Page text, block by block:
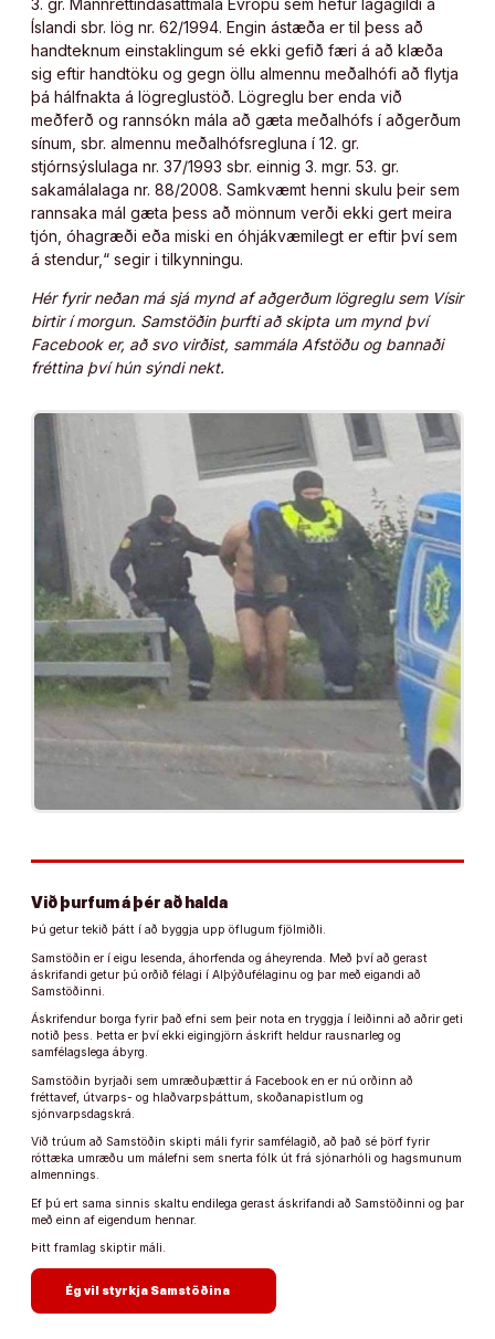
3. gr. Mannréttindasáttmála Evrópu sem hefur lagagildi á
Íslandi sbr. lög nr. 62/1994. Engin ástæða er til þess að
handteknum einstaklingum sé ekki gefið færi á að klæða
sig eftir handtöku og gegn öllu almennu meðalhófi að flytja
þá hálfnakta á lögreglustöð. Lögreglu ber enda við
meðferð og rannsókn mála að gæta meðalhófs í aðgerðum
sínum, sbr. almennu meðalhófsregluna í 12. gr.
stjórnsýslulaga nr. 37/1993 sbr. einnig 3. mgr. 53. gr.
sakamálalaga nr. 88/2008. Samkvæmt henni skulu þeir sem
rannsaka mál gæta þess að mönnum verði ekki gert meira
tjón, óhagræði eða miski en óhjákvæmilegt er eftir því sem
á stendur,“ segir i tilkynningu.
Hér fyrir neðan má sjá mynd af aðgerðum lögreglu sem Vísir
birtir í morgun. Samstöðin þurfti að skipta um mynd því
Facebook er, að svo virðist, sammála Afstöðu og bannaði
fréttina því hún sýndi nekt.
Við þurfum á þér að halda
Þú getur tekið þátt í að byggja upp öflugum fjölmiðli.
Samstöðin er í eigu lesenda, áhorfenda og áheyrenda. Með því að gerast
áskrifandi getur þú orðið félagi í Alþýðufélaginu og þar með eigandi að
Samstöðinni.
Áskrifendur borga fyrir það efni sem þeir nota en tryggja í leiðinni að aðrir geti
notið þess. Þetta er því ekki eigingjörn áskrift heldur rausnarleg og
samfélagslega ábyrg.
Samstöðin byrjaði sem umræðuþættir á Facebook en er nú orðinn að
fréttavef, útvarps- og hlaðvarpsþáttum, skoðanapistlum og
sjónvarpsdagskrá.
Við trúum að Samstöðin skipti máli fyrir samfélagið, að það sé þörf fyrir
róttæka umræðu um málefni sem snerta fólk út frá sjónarhóli og hagsmunum
almennings.
Ef þú ert sama sinnis skaltu endilega gerast áskrifandi að Samstöðinni og þar
með einn af eigendum hennar.
Þitt framlag skiptir máli.
Ég vil styrkja Samstöðina